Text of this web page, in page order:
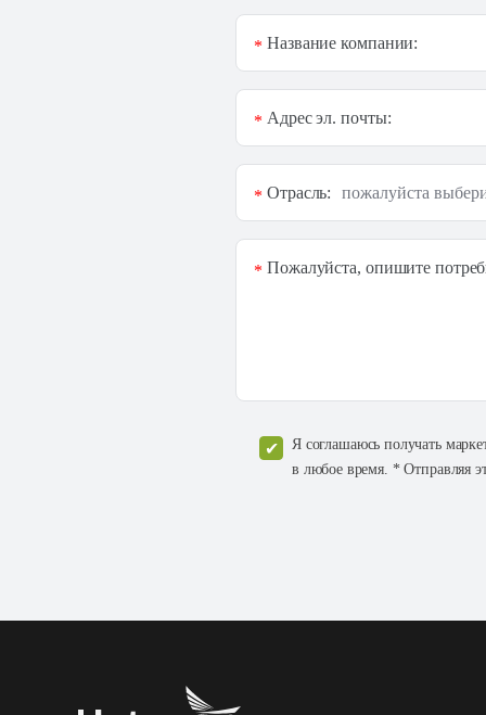
Название компании:
*
Адрес эл. почты:
*
Отрасль:
*
Пожалуйста, опишите
*
Я соглашаюсь получать
в любое время. * Отправляя